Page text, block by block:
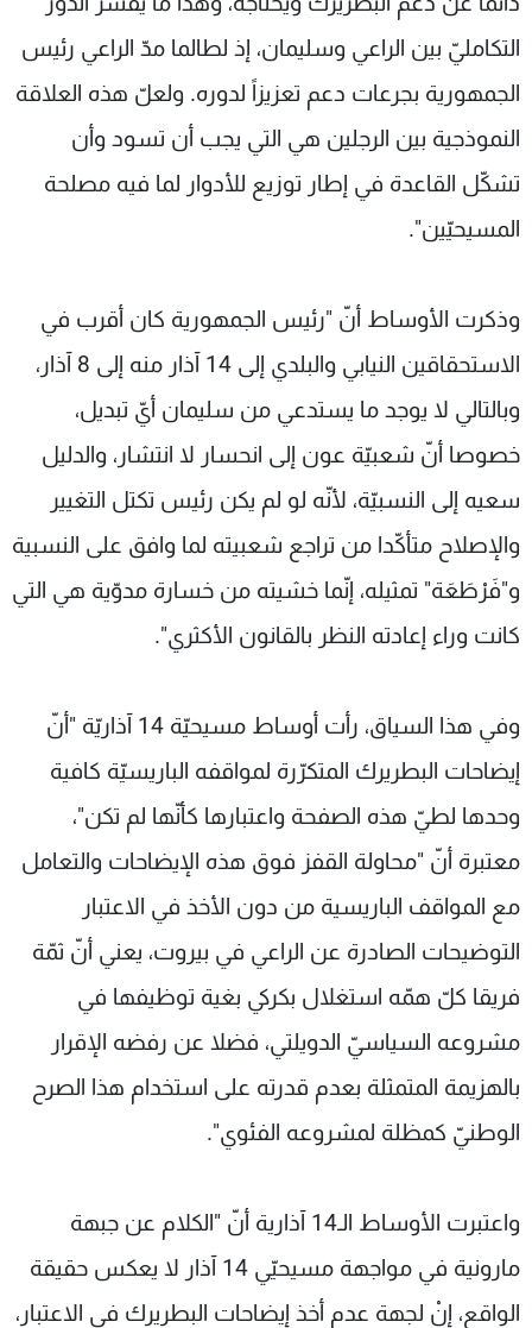
التكامليّ بين الراعي وسليمان، إذ لطالما مدّ الراعي رئيس
الجمهورية بجرعات دعم تعزيزاً لدوره. ولعلّ هذه العلاقة
النموذجية بين الرجلين هي التي يجب أن تسود وأن
تشكّل القاعدة في إطار توزيع للأدوار لما فيه مصلحة
المسيحيّين".
وذكرت الأوساط أنّ "رئيس الجمهورية كان أقرب في
الاستحقاقين النيابي والبلدي إلى 14 آذار منه إلى 8 آذار،
وبالتالي لا يوجد ما يستدعي من سليمان أيّ تبديل،
خصوصا أنّ شعبيّة عون إلى انحسار لا انتشار، والدليل
سعيه إلى النسبيّة، لأنّه لو لم يكن رئيس تكتل التغيير
والإصلاح متأكّدا من تراجع شعبيته لما وافق على النسبية
و"فَرْطَعَة" تمثيله، إنّما خشيته من خسارة مدوّية هي التي
كانت وراء إعادته النظر بالقانون الأكثري".
وفي هذا السياق، رأت أوساط مسيحيّة 14 آذاريّة "أنّ
إيضاحات البطريرك المتكرّرة لمواقفه الباريسيّة كافية
وحدها لطيّ هذه الصفحة واعتبارها كأنّها لم تكن"،
معتبرة أنّ "محاولة القفز فوق هذه الإيضاحات والتعامل
مع المواقف الباريسية من دون الأخذ في الاعتبار
التوضيحات الصادرة عن الراعي في بيروت، يعني أنّ ثمّة
فريقا كلّ همّه استغلال بكركي بغية توظيفها في
مشروعه السياسيّ الدويلتي، فضلا عن رفضه الإقرار
بالهزيمة المتمثلة بعدم قدرته على استخدام هذا الصرح
الوطنيّ كمظلة لمشروعه الفئوي".
واعتبرت الأوساط الـ14 آذارية أنّ "الكلام عن جبهة
مارونية في مواجهة مسيحيّي 14 آذار لا يعكس حقيقة
الواقع، إنْ لجهة عدم أخذ إيضاحات البطريرك في الاعتبار،